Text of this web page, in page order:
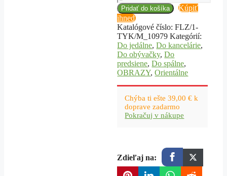
Obraz
na
plátne
Hlava
meditujúceho
budhu
Pridať do košíka
Kúpiť
ihneď
Katalógové číslo:FLZ/1-
TYK/M_10979 Kategórií:
Do jedálne,Do kancelárie,
Do obývačky,Do
predsiene,Do spálne,
OBRAZY,Orientálne
Chýba ti ešte39,00€ k
doprave zadarmo
Pokračuj v nákupe
Zdieľaj na: